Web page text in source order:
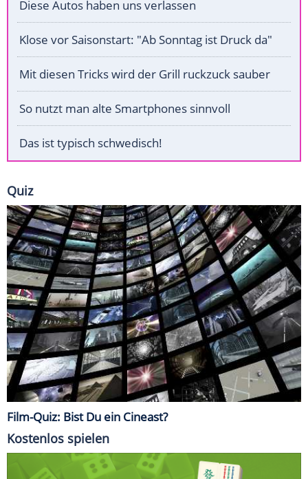
Diese Autos haben uns verlassen
Klose vor Saisonstart: "Ab Sonntag ist Druck da"
Mit diesen Tricks wird der Grill ruckzuck sauber
So nutzt man alte Smartphones sinnvoll
Das ist typisch schwedisch!
Quiz
Film-Quiz: Bist Du ein Cineast?
Kostenlos spielen